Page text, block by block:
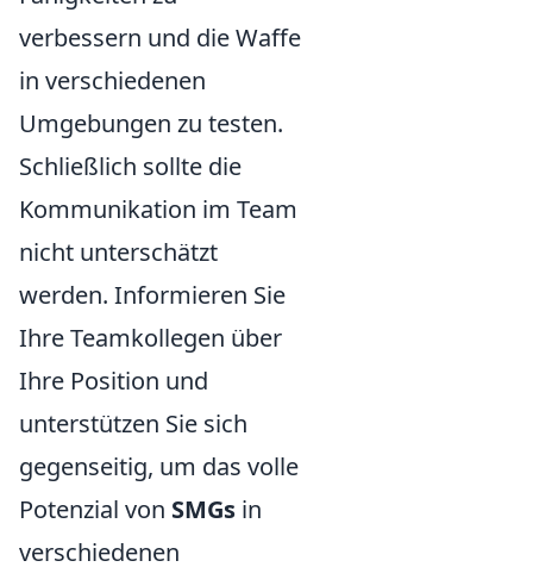
verbessern und die Waffe
in verschiedenen
Umgebungen zu testen.
Schließlich sollte die
Kommunikation im Team
nicht unterschätzt
werden. Informieren Sie
Ihre Teamkollegen über
Ihre Position und
unterstützen Sie sich
gegenseitig, um das volle
Potenzial von SMGs in
verschiedenen